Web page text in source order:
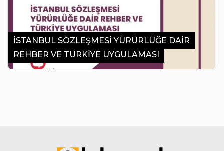
İSTANBUL SÖZLEŞMESİ YÜRÜRLÜĞE DAİR
REHBER VE TÜRKİYE UYGULAMASI